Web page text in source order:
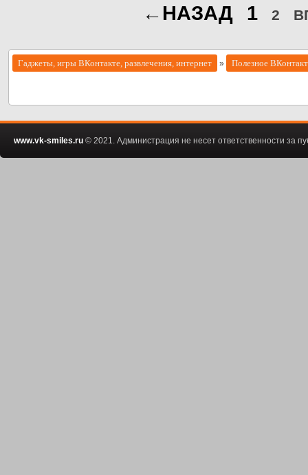
←НАЗАД 1 2
Гаджеты, игры ВКонтакте, развлечения, интернет » Полезное
www.vk-smiles.ru © 2021. Администрация не несет ответственности за